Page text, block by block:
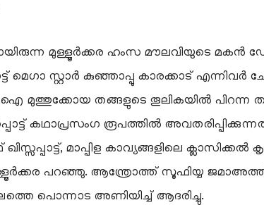
മുള്ളൂർക്കര ഹംസ മൗലവിയുടെ
മെഗാ സ്റ്റാർ കുഞ്ഞാപ്പു കാരക്കാട്
മുത്തുക്കോയ തങ്ങളുടെ തൂലികയിൽ
കഥാപ്രസംഗ രൂപത്തിൽ
മാപ്പിള കാവ്യങ്ങളിലെ
പറഞ്ഞു. ആന്ത്രോത്ത് സൂഫിയ്യ
പൊന്നാട അണിയിച്ച് ആദരിച്ചു.